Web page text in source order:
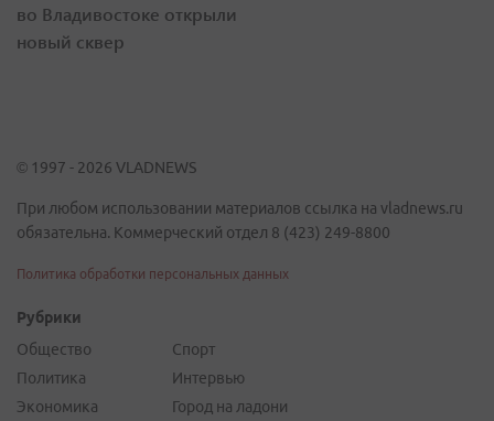
во Владивостоке открыли
новый сквер
© 1997 - 2026 VLADNEWS
При любом использовании материалов ссылка на vladnews.ru
обязательна. Коммерческий отдел 8 (423) 249-8800
Политика обработки персональных данных
Рубрики
Общество
Политика
Экономика
Спорт
Интервью
Город на ладони